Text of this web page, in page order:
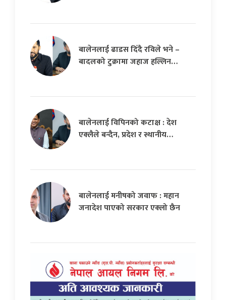
बालेनलाई ढाडस दिँदै रविले भने –
बादलको टुक्रामा जहाज हल्लिन…
बालेनलाई विपिनको कटाक्ष : देश
एक्लैले बन्दैन, प्रदेश र स्थानीय…
बालेनलाई मनीषको जवाफ : महान
जनादेश पाएको सरकार एक्लो छैन